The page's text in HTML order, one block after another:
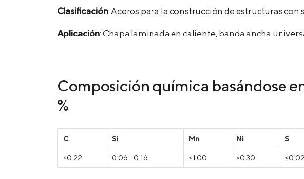
Clasificación: Aceros para la construcción de estructuras con
Aplicación: Chapa laminada en caliente, banda ancha
Composición química basándose
%
C Si Mn Ni S
≤0.22 0.06 – 0.16 ≤1.00 ≤0.30